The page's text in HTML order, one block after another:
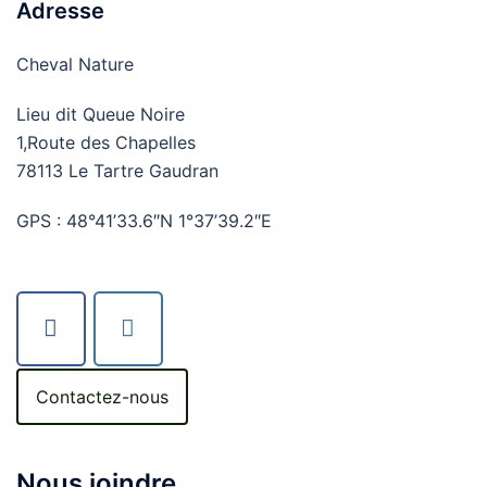
Adresse
Cheval Nature
Lieu dit Queue Noire
1,Route des Chapelles
78113 Le Tartre Gaudran
GPS : 48°41’33.6″N 1°37’39.2″E
Contactez-nous